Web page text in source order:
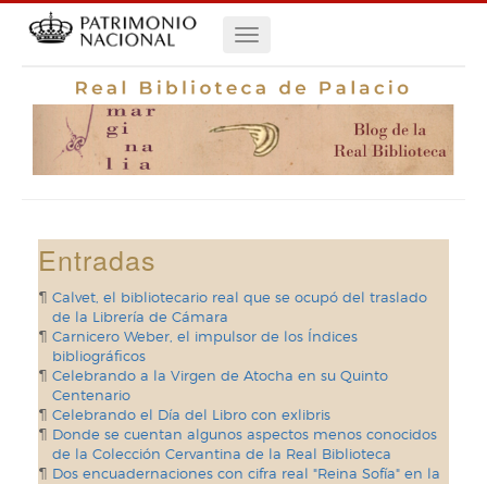
Navegación
principal
Entradas
Calvet, el bibliotecario real que se ocupó del traslado
de la Librería de Cámara
Carnicero Weber, el impulsor de los Índices
bibliográficos
Celebrando a la Virgen de Atocha en su Quinto
Centenario
Celebrando el Día del Libro con exlibris
Donde se cuentan algunos aspectos menos conocidos
de la Colección Cervantina de la Real Biblioteca
Dos encuadernaciones con cifra real "Reina Sofía" en la